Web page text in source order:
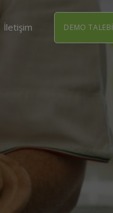
İletişim DEMO TALEBI